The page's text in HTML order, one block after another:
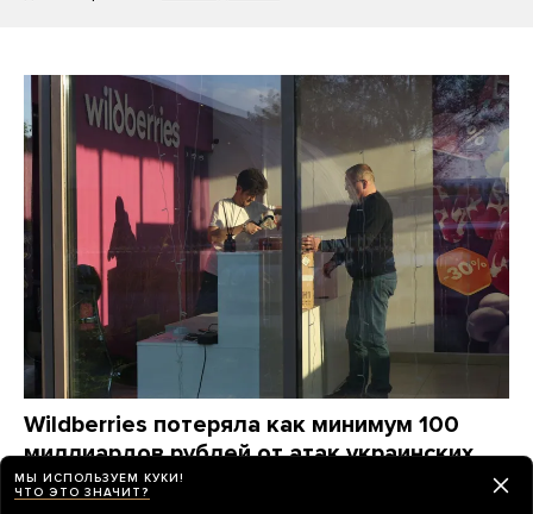
Wildberries потеряла как минимум 100
миллиардов рублей от атак украинских
дронов. Компания станет убыточной
МЫ ИСПОЛЬЗУЕМ КУКИ!
ЧТО ЭТО ЗНАЧИТ?